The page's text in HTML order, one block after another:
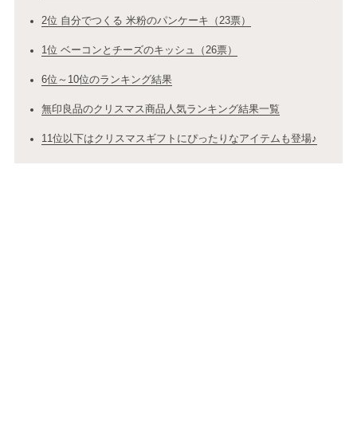
2位 自分でつくる 米粉のパンケーキ（23票）
1位 ベーコンとチーズのキッシュ（26票）
6位～10位のランキング結果
無印良品のクリスマス商品人気ランキング結果一覧
11位以下はクリスマスギフトにぴったりなアイテムも登場♪